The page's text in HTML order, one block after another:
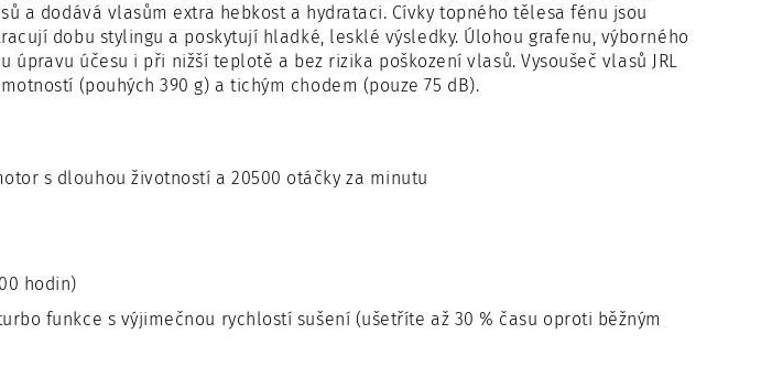
a dodává vlasům extra hebkost a hydrataci. Cívky topného tělesa fénu jsou
dobu stylingu a poskytují hladké, lesklé výsledky. Úlohou grafenu, výborného
účesu i při nižší teplotě a bez rizika poškození vlasů. Vysoušeč vlasů JRL
(pouhých 390 g) a tichým chodem (pouze 75 dB).
s dlouhou životností a 20500 otáčky za minutu
hodin)
funkce s výjimečnou rychlostí sušení (ušetříte až 30 % času oproti běžným